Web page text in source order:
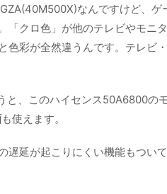
なんですけど、ゲ
クロ色」が他のテレビやモニタ
色彩が全然違うんです。テレビ
と、このハイセンス50A6800の
も使えます。
遅延が起こりにくい機能もつい